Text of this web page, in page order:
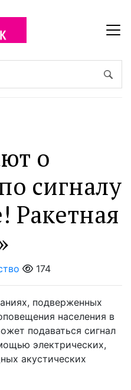
о
сигналу
Ракетнaя
174
подверженных
населения в
подаваться сигнал
электрических,
акустических